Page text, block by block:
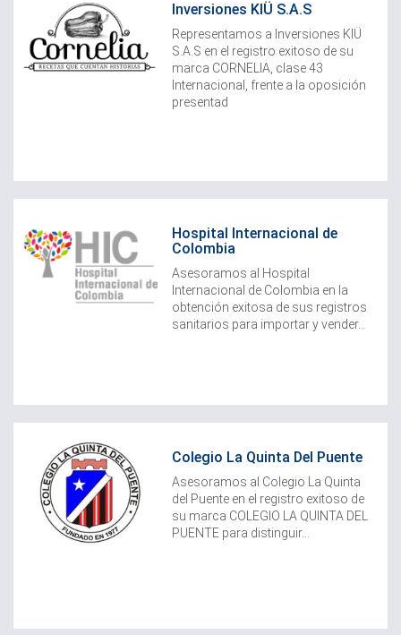
Inversiones KIÜ S.A.S
Representamos a Inversiones KIÜ
S.A.S en el registro exitoso de su
marca CORNELIA, clase 43
Internacional, frente a la oposición
presentad
Hospital Internacional de
Colombia
Asesoramos al Hospital
Internacional de Colombia en la
obtención exitosa de sus registros
sanitarios para importar y vender...
Colegio La Quinta Del Puente
​Asesoramos al Colegio La Quinta
del Puente en el registro exitoso de
su marca COLEGIO LA QUINTA DEL
PUENTE para distinguir...